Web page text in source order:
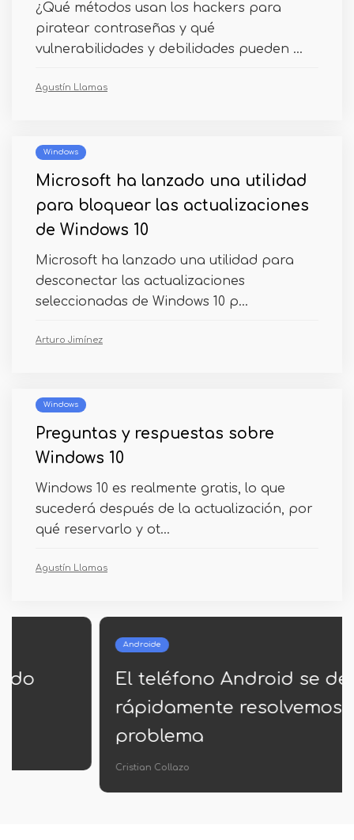
¿Qué métodos usan los hackers para
piratear contraseñas y qué
vulnerabilidades y debilidades pueden ...
Agustín Llamas
Windows
Microsoft ha lanzado una utilidad
para bloquear las actualizaciones
de Windows 10
Microsoft ha lanzado una utilidad para
desconectar las actualizaciones
seleccionadas de Windows 10 p...
Arturo Jimínez
Windows
Preguntas y respuestas sobre
Windows 10
Windows 10 es realmente gratis, lo que
sucederá después de la actualización, por
qué reservarlo y ot...
Agustín Llamas
El teléfono Android se descarga
rápidamente resolvemos el
Cristian Collazo